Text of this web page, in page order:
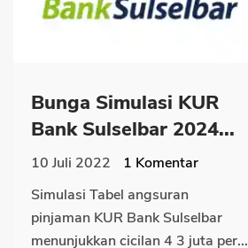
Bunga Simulasi KUR
Bank Sulselbar 2024...
10 Juli 2022 1 Komentar
Simulasi Tabel angsuran
pinjaman KUR Bank Sulselbar
menunjukkan cicilan 4 3 juta per...